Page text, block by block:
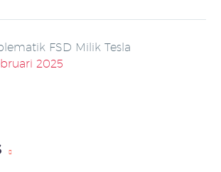
FSD Milik Tesla
2025